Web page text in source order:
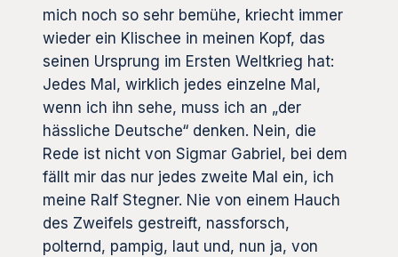
mich noch so sehr bemühe, kriecht immer
wieder ein Klischee in meinen Kopf, das
seinen Ursprung im Ersten Weltkrieg hat:
Jedes Mal, wirklich jedes einzelne Mal,
wenn ich ihn sehe, muss ich an „der
hässliche Deutsche“ denken. Nein, die
Rede ist nicht von Sigmar Gabriel, bei dem
fällt mir das nur jedes zweite Mal ein, ich
meine Ralf Stegner. Nie von einem Hauch
des Zweifels gestreift, nassforsch,
polternd, pampig, laut und, nun ja, von